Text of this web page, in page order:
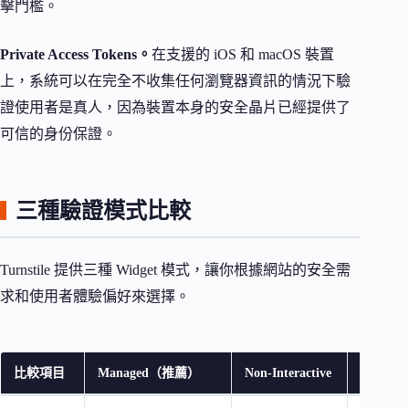
擊門檻。
Private Access Tokens。 在支援的 iOS 和 macOS 裝置
上，系統可以在完全不收集任何瀏覽器資訊的情況下驗
證使用者是真人，因為裝置本身的安全晶片已經提供了
可信的身份保證。
三種驗證模式比較
Turnstile 提供三種 Widget 模式，讓你根據網站的安全需
求和使用者體驗偏好來選擇。
比較項目 Managed（推薦） Non-Interactive